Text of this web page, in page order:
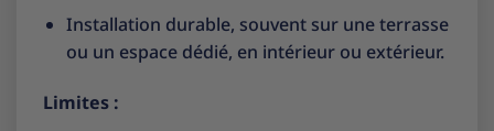
Installation durable, souvent sur une terrasse
ou un espace dédié, en intérieur ou extérieur.
Limites :